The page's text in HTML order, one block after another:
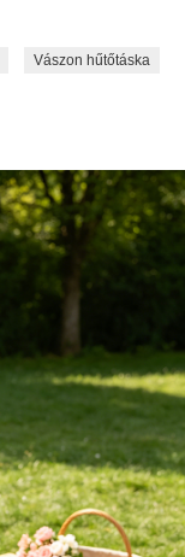
Vászon hűtőtáska